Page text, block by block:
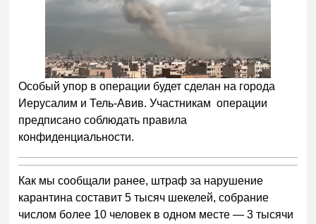
Особый упор в операции будет сделан на города
Иерусалим и Тель-Авив. Участникам операции
предписано соблюдать правила
конфиденциальности.
Как мы сообщали ранее, штраф за нарушение
карантина составит 5 тысяч шекелей, собрание
числом более 10 человек в одном месте — 3 тысячи